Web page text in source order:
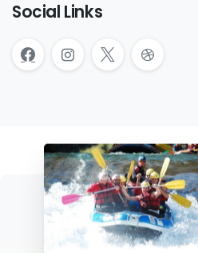
Social Links